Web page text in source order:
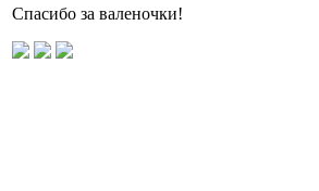
Спасибо за валеночки!